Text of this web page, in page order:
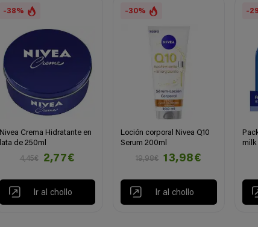
-38%
Nivea Crema Hidratante en
lata de 250ml
4,45€
2,77€
Ir al chollo
-30%
Loción corporal Nivea Q10
Serum 200ml
19,98€
13,98€
Ir al chollo
-
milk